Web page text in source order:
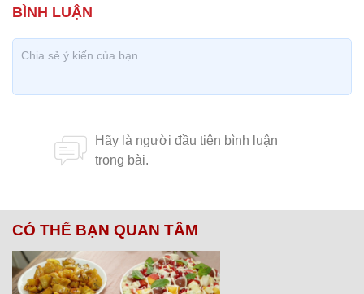
CÓ THỂ BẠN QUAN TÂM